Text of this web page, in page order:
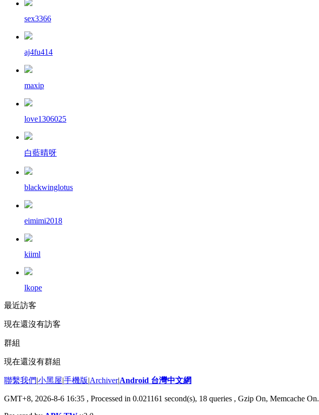
sex3366
aj4fu414
maxip
love1306025
白藍晴呀
blackwinglotus
eimimi2018
kiiml
lkope
最近訪客
現在還沒有訪客
群組
現在還沒有群組
聯繫我們|小黑屋|手機版|Archiver|Android 台灣中文網
GMT+8, 2026-8-6 16:35 , Processed in 0.021161 second(s), 18 queries , Gzip On, Memcache On.